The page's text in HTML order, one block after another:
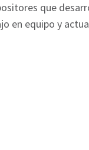
que
en equipo y